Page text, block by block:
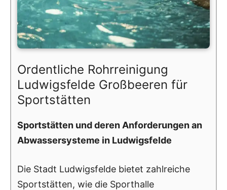
Ordentliche Rohrreinigung
Ludwigsfelde Großbeeren für
Sportstätten
Sportstätten und deren Anforderungen an
Abwassersysteme in Ludwigsfelde
Die Stadt Ludwigsfelde bietet zahlreiche
Sportstätten, wie die Sporthalle